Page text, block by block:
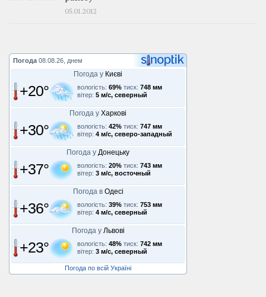
05.01.2012
Погода 08.08.26, днем
Погода у Києві
+20° вологість: 69% тиск: 748 мм
вітер: 5 м/с, северный
Погода у Харкові
+30° вологість: 42% тиск: 747 мм
вітер: 4 м/с, северо-западный
Погода у Донецьку
+37° вологість: 20% тиск: 743 мм
вітер: 3 м/с, восточный
Погода в Одесі
+36° вологість: 39% тиск: 753 мм
вітер: 4 м/с, северный
Погода у Львові
+23° вологість: 48% тиск: 742 мм
вітер: 3 м/с, северный
Погода по всій Україні